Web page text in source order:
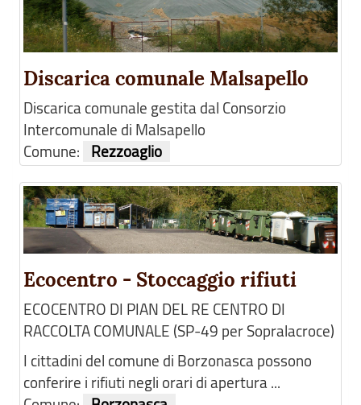
Discarica comunale Malsapello
Discarica comunale gestita dal Consorzio
Intercomunale di Malsapello
Comune:
Rezzoaglio
Ecocentro - Stoccaggio rifiuti
ECOCENTRO DI PIAN DEL RE CENTRO DI
RACCOLTA COMUNALE (SP-49 per Sopralacroce)
I cittadini del comune di Borzonasca possono
conferire i rifiuti negli orari di apertura ...